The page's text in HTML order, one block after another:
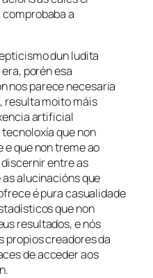
a
dun ludita
porén esa
nos parece necesaria
resulta moito máis
artificial
que non
e que non treme ao
entre as
alucinacións que
é pura casualidade
que non
resultados, e nós
propios creadores da
de acceder aos